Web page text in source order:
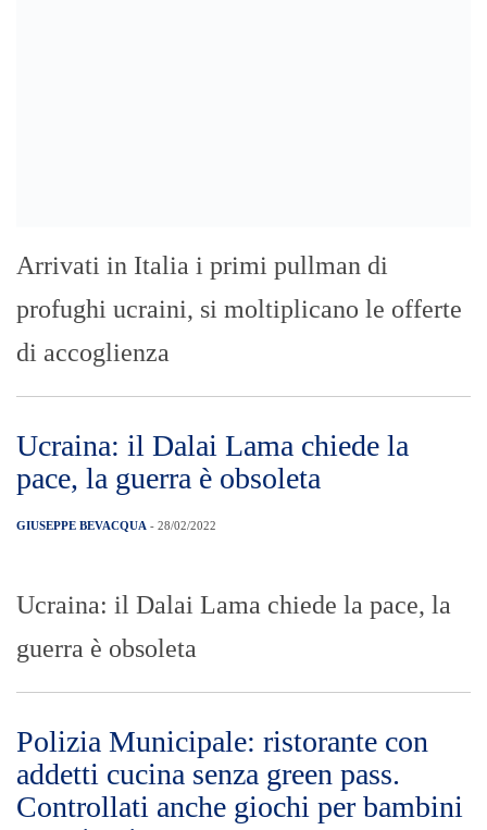
alla campagna e aiutare le sale
cinematografiche. I biglietti omaggio sono
riservati alla fascia 5-11 anni” MESSINA
(28 feb) – Incentivare la campagna
vaccinale rivolta ai bambini ma anche ai
genitori e al contempo promuovere la
cultura cinematografica aiutando […]
ATM: Fit CISL, FAISA CISAL,
UGL e OR.S.A., “EVITARE DI
GETTARE IL BAMBINO CON
GIUSEPPE BEVACQUA - 28/02/2022